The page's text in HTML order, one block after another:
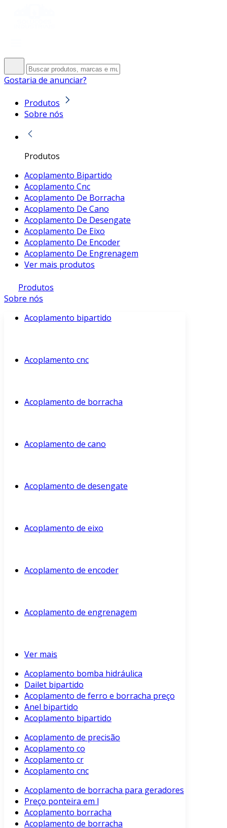
Gostaria de anunciar?
Produtos
Sobre nós
Produtos
Acoplamento Bipartido
Acoplamento Cnc
Acoplamento De Borracha
Acoplamento De Cano
Acoplamento De Desengate
Acoplamento De Eixo
Acoplamento De Encoder
Acoplamento De Engrenagem
Ver mais produtos
Produtos
Sobre nós
Acoplamento bipartido
Acoplamento cnc
Acoplamento de borracha
Acoplamento de cano
Acoplamento de desengate
Acoplamento de eixo
Acoplamento de encoder
Acoplamento de engrenagem
Ver mais
Acoplamento bomba hidráulica
Dailet bipartido
Acoplamento de ferro e borracha preço
Anel bipartido
Acoplamento bipartido
Acoplamento de precisão
Acoplamento co
Acoplamento cr
Acoplamento cnc
Acoplamento de borracha para geradores
Preço ponteira em l
Acoplamento borracha
Acoplamento de borracha